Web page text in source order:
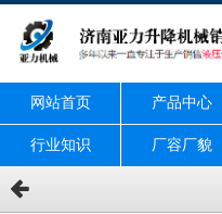
网站首页 产品中心
行业知识 厂容厂貌